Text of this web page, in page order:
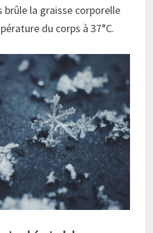
la graisse corporelle
du corps à 37°C.